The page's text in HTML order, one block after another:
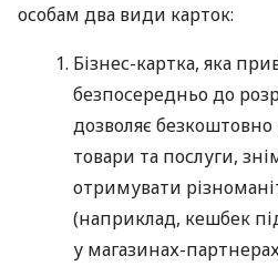
особам два види карток:
Бізнес-картка, яка
безпосередньо до
дозволяє безкоштовно
товари та послуги,
отримувати
(наприклад, кешбек
у магазинах-